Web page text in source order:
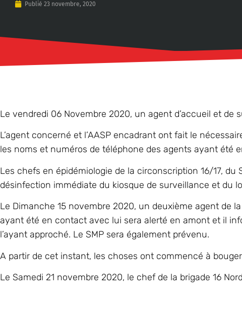
Publié 23 novembre, 2020
Le vendredi 06 Novembre 2020, un agent d’accueil et de
L’agent concerné et l’AASP encadrant ont fait le
les noms et numéros de téléphone des agents ayant été
Les chefs en épidémiologie de la circonscription 16/17,
désinfection immédiate du kiosque de surveillance et du
Le Dimanche 15 novembre 2020, un deuxième agent de
ayant été en contact avec lui sera alerté en amont et il
l’ayant approché. Le SMP sera également prévenu.
A partir de cet instant, les choses ont commencé à
Le Samedi 21 novembre 2020, le chef de la brigade 16